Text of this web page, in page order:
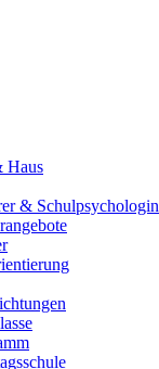
Haus
& Schulpsychologin